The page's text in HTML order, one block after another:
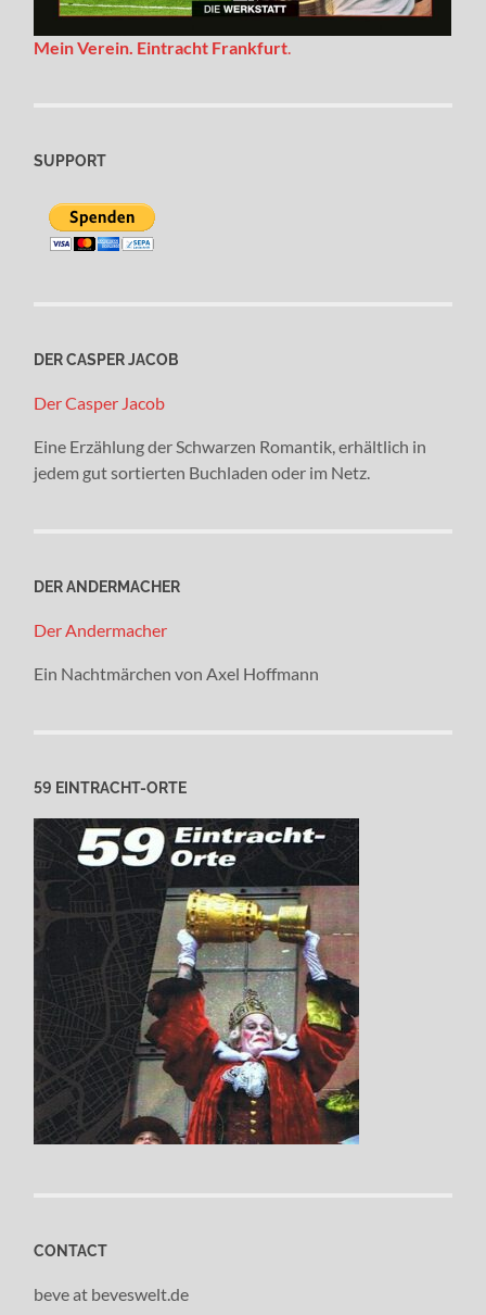
Mein Verein. Eintracht Frankfurt.
SUPPORT
DER CASPER JACOB
Der Casper Jacob
Eine Erzählung der Schwarzen Romantik, erhältlich in
jedem gut sortierten Buchladen oder im Netz.
DER ANDERMACHER
Der Andermacher
Ein Nachtmärchen von Axel Hoffmann
59 EINTRACHT-ORTE
CONTACT
beve at beveswelt.de